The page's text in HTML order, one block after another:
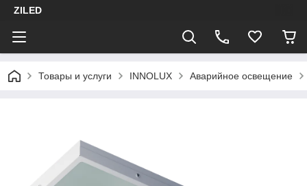
ZILED
Товары и услуги INNOLUX Аварийное освещение